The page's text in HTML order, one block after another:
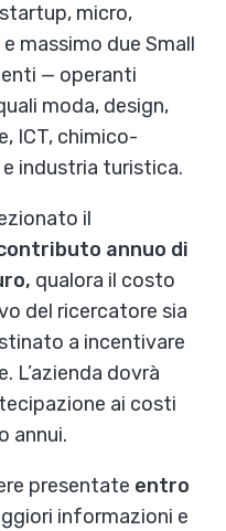
micro,
massimo due Small
— operanti
moda, design,
ICT, chimico-
industria turistica.
il
annuo di
qualora il costo
del ricercatore sia
a incentivare
L’azienda dovrà
ai costi
annui.
presentate entro
informazioni e